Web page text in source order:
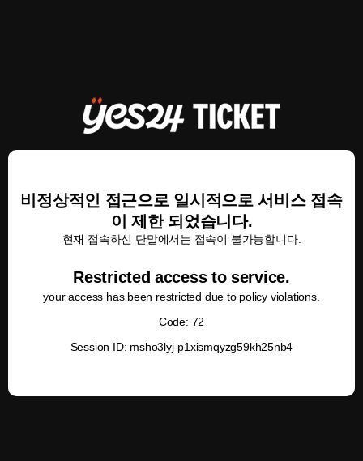
비정상적인 접근으로 일시적으로 서비스 접속
이 제한 되었습니다.
현재 접속하신 단말에서는 접속이 불가능합니다.
Restricted access to service.
your access has been restricted due to policy violations.
Code: 72
Session ID: msho3lyj-p1xismqyzg59kh25nb4